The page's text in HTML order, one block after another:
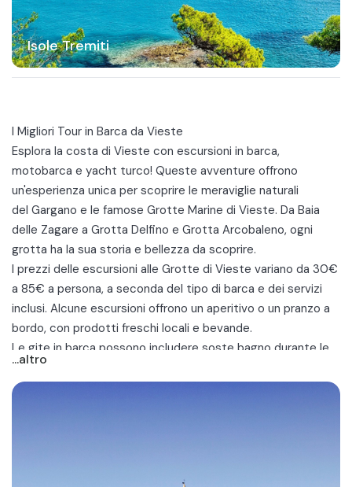
Isole Tremiti
I Migliori Tour in Barca da Vieste
Esplora la costa di Vieste con escursioni in barca,
motobarca e yacht turco! Queste avventure offrono
un'esperienza unica per scoprire le meraviglie naturali
del Gargano e le famose Grotte Marine di Vieste. Da Baia
delle Zagare a Grotta Delfino e Grotta Arcobaleno, ogni
grotta ha la sua storia e bellezza da scoprire.
I prezzi delle escursioni alle Grotte di Vieste variano da 30€
a 85€ a persona, a seconda del tipo di barca e dei servizi
inclusi. Alcune escursioni offrono un aperitivo o un pranzo a
bordo, con prodotti freschi locali e bevande.
Le gite in barca possono includere soste bagno durante le
quali potrete tuffarvi nelle acque cristalline dell'Adriatico ed
esplorare le grotte in autonomia.
...altro